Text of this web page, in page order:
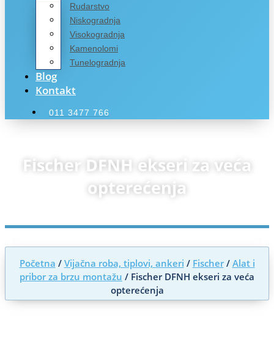
Rudarstvo
Niskogradnja
Visokogradnja
Kamenolomi
Tunelogradnja
Blog
Kontakt
011 3477 766
Fischer DFNH ekseri za veća
opterećenja
Početna / Vijačna roba, tiplovi, ankeri / Fischer/ Alat i
pribor za brzu montažu / Fischer DFNH ekseri za veća
opterećenja